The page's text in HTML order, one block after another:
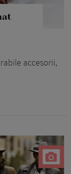
accesorii,